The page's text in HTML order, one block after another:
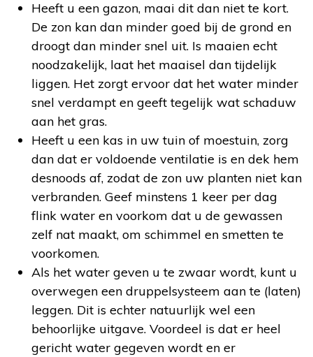
Heeft u een gazon, maai dit dan niet te kort.
De zon kan dan minder goed bij de grond en
droogt dan minder snel uit. Is maaien echt
noodzakelijk, laat het maaisel dan tijdelijk
liggen. Het zorgt ervoor dat het water minder
snel verdampt en geeft tegelijk wat schaduw
aan het gras.
Heeft u een kas in uw tuin of moestuin, zorg
dan dat er voldoende ventilatie is en dek hem
desnoods af, zodat de zon uw planten niet kan
verbranden. Geef minstens 1 keer per dag
flink water en voorkom dat u de gewassen
zelf nat maakt, om schimmel en smetten te
voorkomen.
Als het water geven u te zwaar wordt, kunt u
overwegen een druppelsysteem aan te (laten)
leggen. Dit is echter natuurlijk wel een
behoorlijke uitgave. Voordeel is dat er heel
gericht water gegeven wordt en er